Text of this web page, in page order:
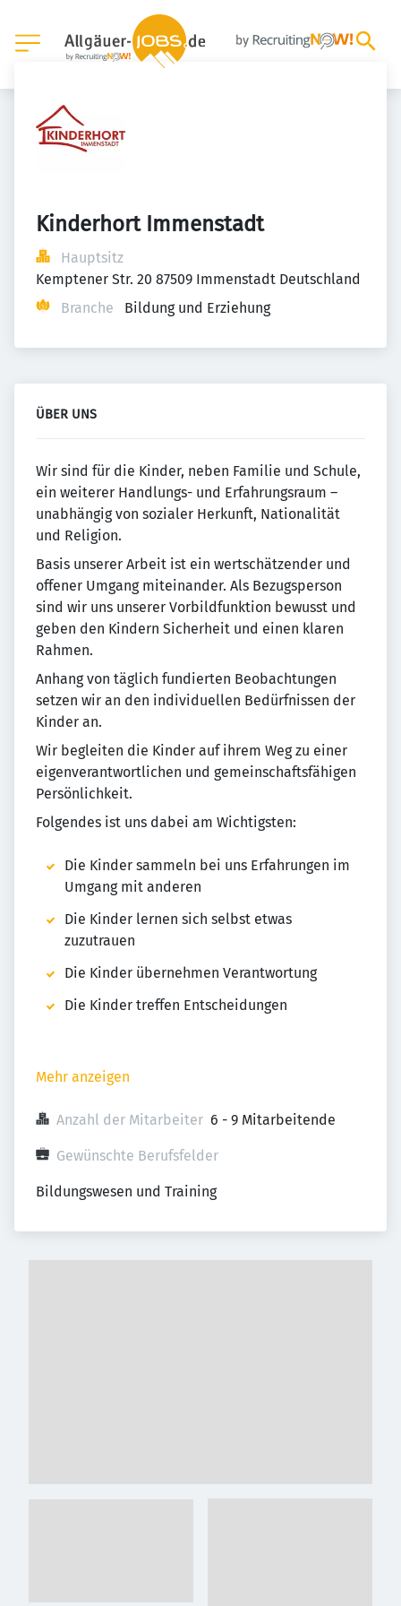
Kinderhort Immenstadt
Hauptsitz
Kemptener Str. 20 87509 Immenstadt Deutschland
Branche
Bildung und Erziehung
ÜBER UNS
Wir sind für die Kinder, neben Familie und Schule,
ein weiterer Handlungs- und Erfahrungsraum –
unabhängig von sozialer Herkunft, Nationalität
und Religion.
Basis unserer Arbeit ist ein wertschätzender und
offener Umgang miteinander. Als Bezugsperson
sind wir uns unserer Vorbildfunktion bewusst und
geben den Kindern Sicherheit und einen klaren
Rahmen.
Anhang von täglich fundierten Beobachtungen
setzen wir an den individuellen Bedürfnissen der
Kinder an.
Wir begleiten die Kinder auf ihrem Weg zu einer
eigenverantwortlichen und gemeinschaftsfähigen
Persönlichkeit.
Folgendes ist uns dabei am Wichtigsten:
Die Kinder sammeln bei uns Erfahrungen im
Umgang mit anderen
Die Kinder lernen sich selbst etwas
zuzutrauen
Die Kinder übernehmen Verantwortung
Die Kinder treffen Entscheidungen
Mehr anzeigen
Anzahl der Mitarbeiter 6 - 9 Mitarbeitende
Gewünschte Berufsfelder
Bildungswesen und Training